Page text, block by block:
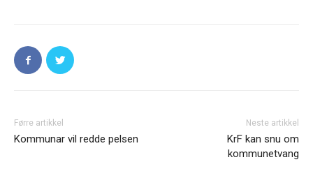
Førre artikkel
Kommunar vil redde pelsen
Neste artikkel
KrF kan snu om
kommunetvang